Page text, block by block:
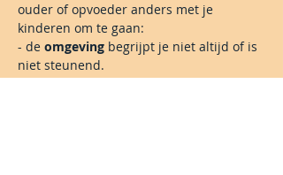
ouder of opvoeder anders met je
kinderen om te gaan:
- de omgeving begrijpt je niet altijd of is
niet steunend.
- je weet wel hoé je het zou willen, maar